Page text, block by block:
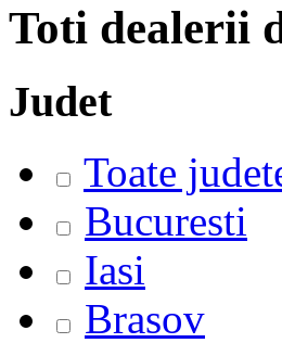
Toti dealerii
Judet
Toate
Bucuresti
Iasi
Brasov